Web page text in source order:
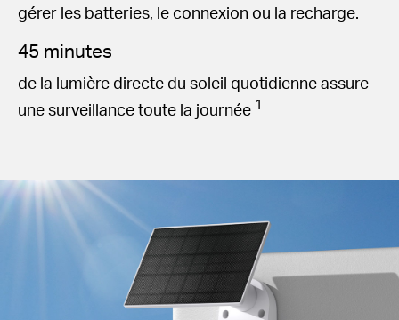
gérer les batteries, le connexion ou la recharge.
45 minutes
de la lumière directe du soleil quotidienne assure
une surveillance toute la journée 1